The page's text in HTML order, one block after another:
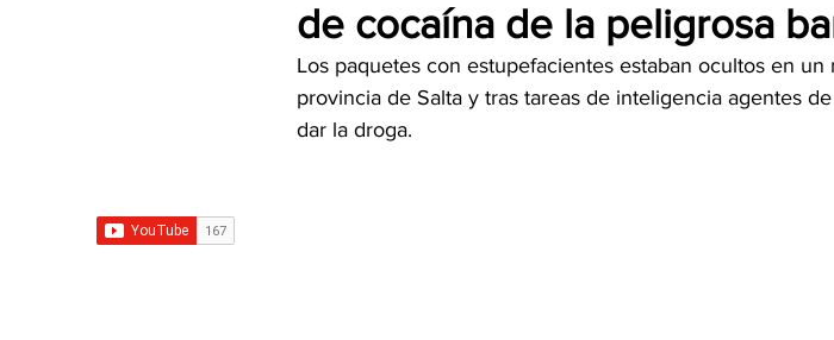
de cocaína de la peligrosa
Los paquetes con estupefacientes estaban ocultos en
provincia de Salta y tras tareas de inteligencia agentes
dar la droga.